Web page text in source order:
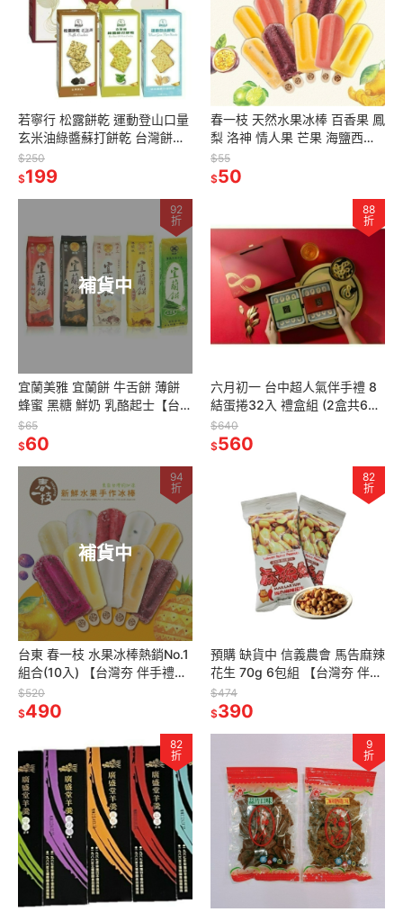
若寧行 松露餅乾 運動登山口量
玄米油綠醬蘇打餅乾 台灣餅乾
福義軒代工 【台灣夯 伴手禮物
產館】
$250
$199
春一枝 天然水果冰棒 百香果 鳳
梨 洛神 情人果 芒果 海鹽西瓜
檸檬 釋迦 椪柑 蜂蜜檸檬【台灣
夯 伴手禮物產館】
$55
$50
補貨中
92
折
宜蘭美雅 宜蘭餅 牛舌餅 薄餅
蜂蜜 黑糖 鮮奶 乳酪起士【台灣
夯 伴手禮物產館】
$65
$60
88
折
六月初一 台中超人氣伴手禮 8
結蛋捲32入 禮盒組 (2盒共64
入) 【台灣夯 伴手禮物產館】
$640
$560
補貨中
94
折
台東 春一枝 水果冰棒熱銷No.1
組合(10入) 【台灣夯 伴手禮物
產館】
$520
$490
82
折
預購 缺貨中 信義農會 馬告麻辣
花生 70g 6包組 【台灣夯 伴手
禮物產館】
$474
$390
82
折
9
折